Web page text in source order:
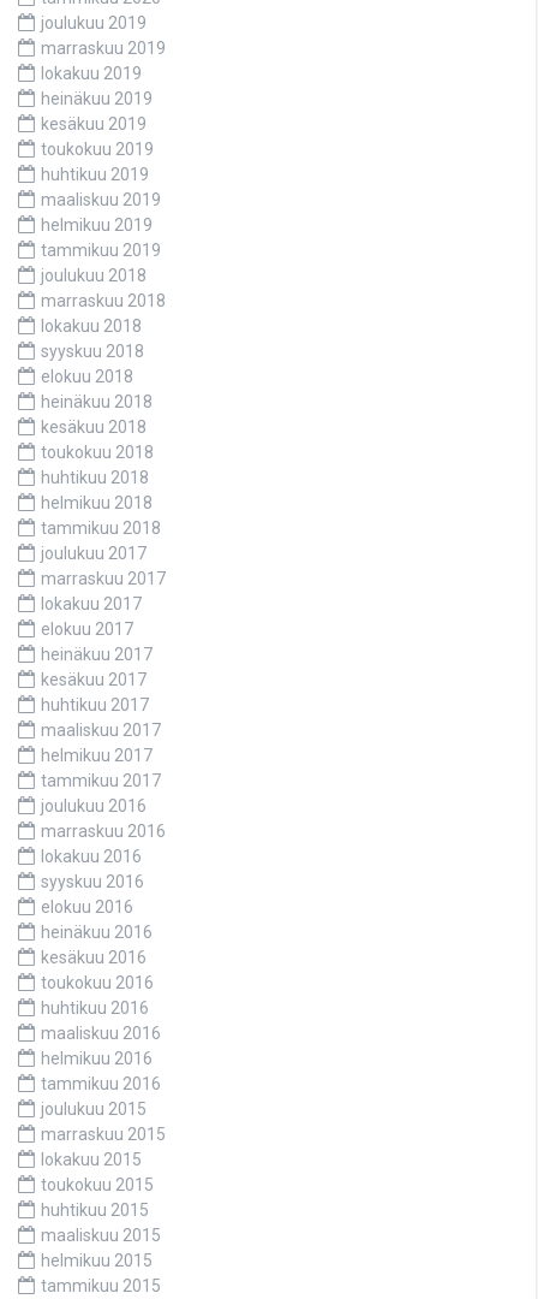
joulukuu 2019
marraskuu 2019
lokakuu 2019
heinäkuu 2019
kesäkuu 2019
toukokuu 2019
huhtikuu 2019
maaliskuu 2019
helmikuu 2019
tammikuu 2019
joulukuu 2018
marraskuu 2018
lokakuu 2018
syyskuu 2018
elokuu 2018
heinäkuu 2018
kesäkuu 2018
toukokuu 2018
huhtikuu 2018
helmikuu 2018
tammikuu 2018
joulukuu 2017
marraskuu 2017
lokakuu 2017
elokuu 2017
heinäkuu 2017
kesäkuu 2017
huhtikuu 2017
maaliskuu 2017
helmikuu 2017
tammikuu 2017
joulukuu 2016
marraskuu 2016
lokakuu 2016
syyskuu 2016
elokuu 2016
heinäkuu 2016
kesäkuu 2016
toukokuu 2016
huhtikuu 2016
maaliskuu 2016
helmikuu 2016
tammikuu 2016
joulukuu 2015
marraskuu 2015
lokakuu 2015
toukokuu 2015
huhtikuu 2015
maaliskuu 2015
helmikuu 2015
tammikuu 2015